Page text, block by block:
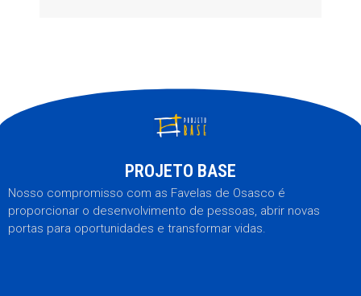
PROJETO BASE
Nosso compromisso com as Favelas de Osasco é
proporcionar o desenvolvimento de pessoas, abrir novas
portas para oportunidades e transformar vidas.